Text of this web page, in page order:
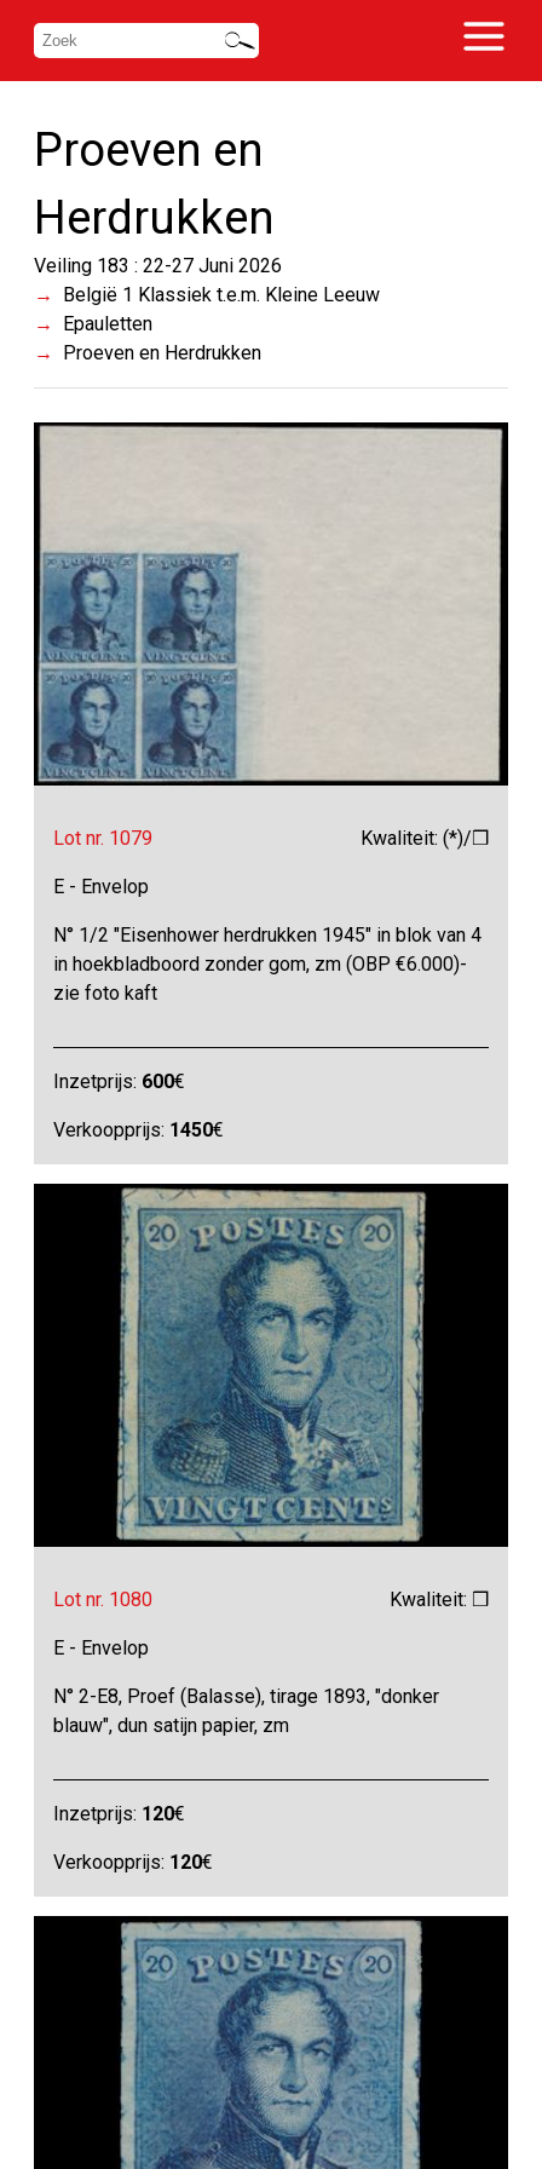
Proeven en
Herdrukken
Veiling 183 : 22-27 Juni 2026
België 1 Klassiek t.e.m. Kleine Leeuw
Epauletten
Proeven en Herdrukken
Lot nr. 1079 Kwaliteit: (*)/❒
E - Envelop
N° 1/2 "Eisenhower herdrukken 1945" in blok van 4
in hoekbladboord zonder gom, zm (OBP €6.000)-
zie foto kaft
Inzetprijs: 600€
Verkoopprijs: 1450€
Lot nr. 1080 Kwaliteit: ❒
E - Envelop
N° 2-E8, Proef (Balasse), tirage 1893, "donker
blauw", dun satijn papier, zm
Inzetprijs: 120€
Verkoopprijs: 120€